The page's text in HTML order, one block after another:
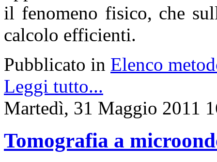
il fenomeno fisico, che
calcolo efficienti.
Pubblicato in Elenco
Leggi tutto...
Martedì, 31 Maggio 2011
Tomografia a